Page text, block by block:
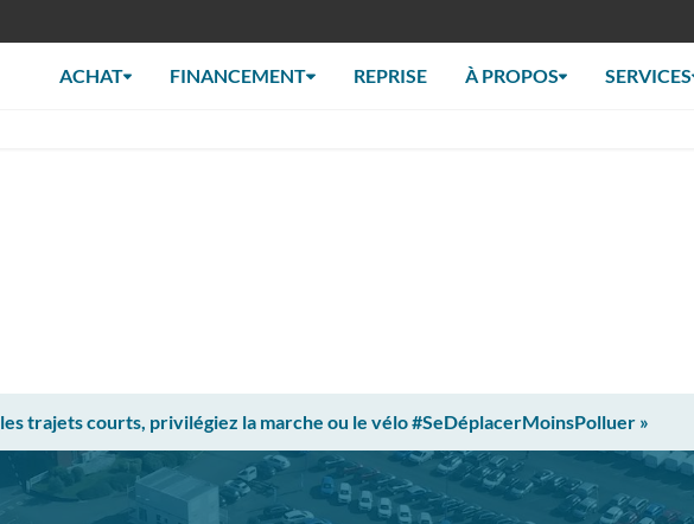
ACHAT FINANCEMENT REPRISE À PROPOS SERVICES
trajets courts, privilégiez la marche ou le vélo #SeDéplacerMoinsPolluer »